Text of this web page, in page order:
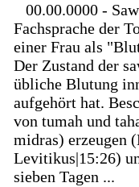
00.00.0000 -
Fachsprache der
einer Frau als
Der Zustand der
übliche Blutung
aufgehört hat.
von tumah und
midras) erzeugen
Levitikus|15:26)
sieben Tagen ...